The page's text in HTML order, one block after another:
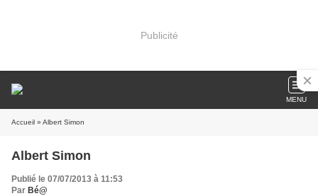
Publicité
MENU
Accueil » Albert Simon
Albert Simon
Publié le 07/07/2013 à 11:53
Par Bé@